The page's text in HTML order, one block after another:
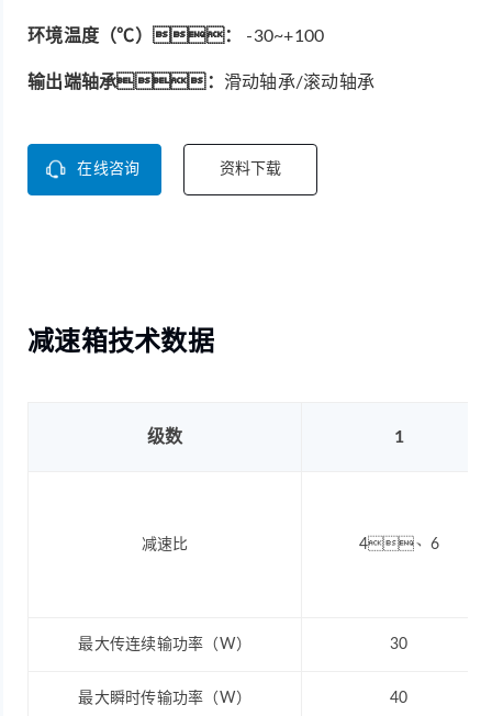
环境温度（℃）： -30~+100
输出端轴承： 滑动轴承/滚动轴承
在线咨询 资料下载
减速箱技术数据
级数 1
减速比 4、6
最大传连续输功率（W） 30
最大瞬时传输功率（W） 40